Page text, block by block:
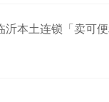
沂本土连锁「卖可